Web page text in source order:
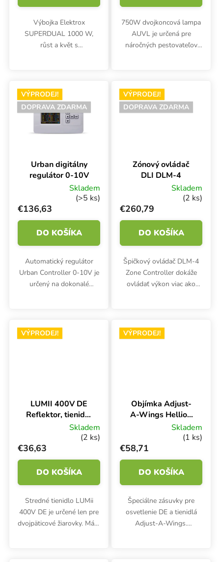
Výbojka Elektrox
SUPERDUAL 1000 W,
růst a květ s
750W dvojkoncová lampa
AUVL je určená pre
náročných pestovateľov
vynikajúci rast a najmä
veľmi úspešnú...
VÝPRODEJ!
DOPRAVA ZDARMA
Urban digitálny
regulátor 0-10V
Skladem
(>5 ks)
€136,63
DO KOŠÍKA
Automatický regulátor
Urban Controller 0-10V je
určený na dokonalé
osvetlenie podľa fázy
rastliny.
VÝPRODEJ!
DOPRAVA ZDARMA
Zónový ovládač
DLI DLM-4
Skladem
(2 ks)
€260,79
DO KOŠÍKA
Špičkový ovládač DLM-4
Zone Controller dokáže
ovládať výkon viac ako
osvetlením, maximálna
bezpečnosť,...
VÝPRODEJ!
LUMII 400V DE
Reflektor, tienidlo
s káblom IECSkladem
(2 ks)
€36,63
DO KOŠÍKA
Stredné tienidlo LUMii
400V DE je určené len pre
dvojpäticové žiarovky. Má 4
VÝPRODEJ!
Objímka Adjust-
A-Wings Hellion
pre dvojpäticové
káblom IEC a
skrutkami
Skladem
(1 ks)
€58,71
DO KOŠÍKA
Špeciálne zásuvky pre
osvetlenie DE a tienidlá
Adjust-A-Wings.